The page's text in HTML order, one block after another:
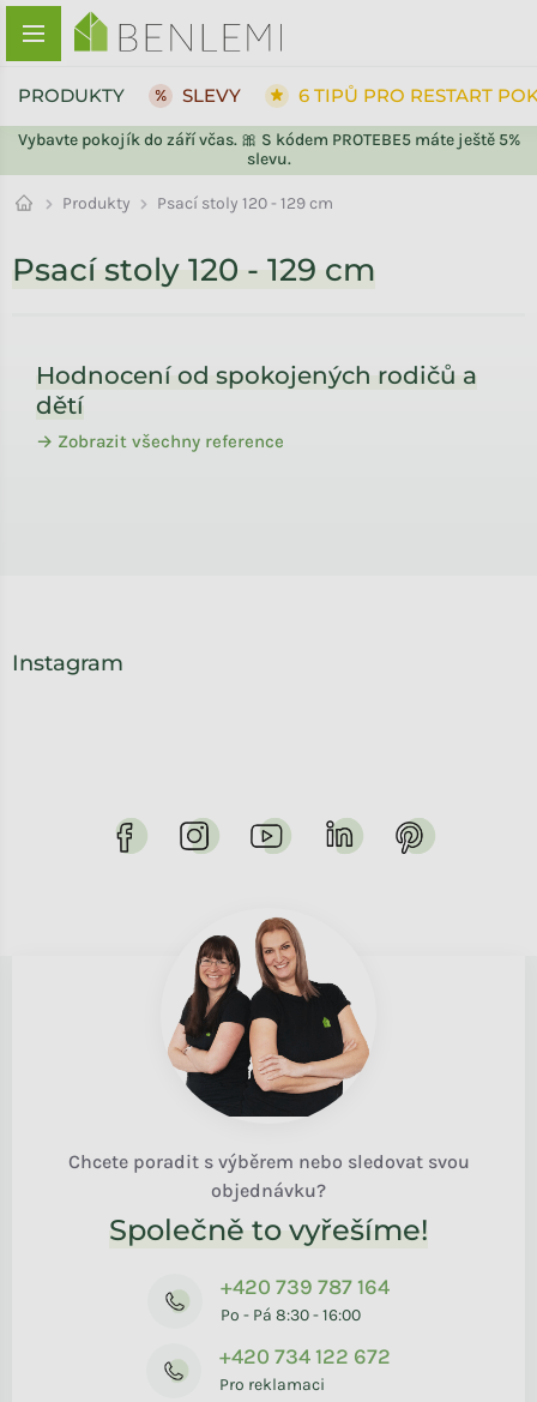
Přejít na obsah
Vybavte pokojík do září včas. 🎀 S kódem PROTEBE5 máte ještě 5%
slevu.
PRODUKTY SLEVY 6 TIPŮ PRO RESTART
Produkty Psací stoly 120 - 129 cm
Psací stoly 120 - 129 cm
Hodnocení od spokojených rodičů a
dětí
→ Zobrazit všechny reference
Instagram
Chcete poradit s výběrem nebo sledovat svou
objednávku?
Společně to vyřešíme!
+420 739 787 164
Po - Pá 8:30 - 16:00
+420 734 122 672
Pro reklamaci